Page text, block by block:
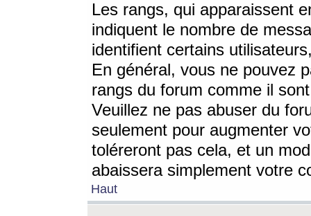
Les rangs, qui apparaissent
indiquent le nombre de
identifient certains
En général, vous ne pouvez
rangs du forum comme il
Veuillez ne pas abuser du
seulement pour augmenter
toléreront pas cela, et un
abaissera simplement votre
Haut